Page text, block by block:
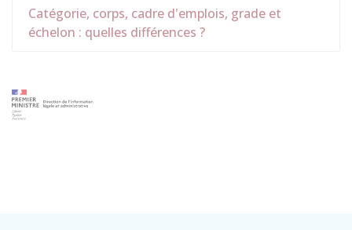
Catégorie, corps, cadre d'emplois, grade et
échelon : quelles différences ?